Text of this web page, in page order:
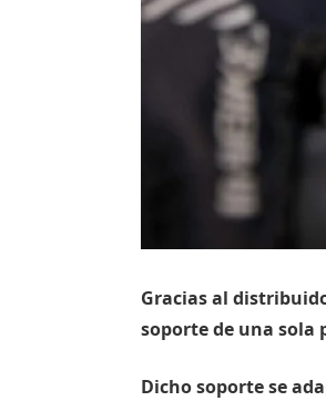
Gracias al
soporte de una sola
Dicho soporte se